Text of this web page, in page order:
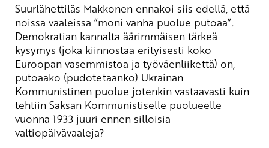
Suurlähettiläs Makkonen ennakoi siis edellä, että
noissa vaaleissa ”moni vanha puolue putoaa”.
Demokratian kannalta äärimmäisen tärkeä
kysymys (joka kiinnostaa erityisesti koko
Euroopan vasemmistoa ja työväenliikettä) on,
putoaako (pudotetaanko) Ukrainan
Kommunistinen puolue jotenkin vastaavasti kuin
tehtiin Saksan Kommunistiselle puolueelle
vuonna 1933 juuri ennen silloisia
valtiopäivävaaleja?